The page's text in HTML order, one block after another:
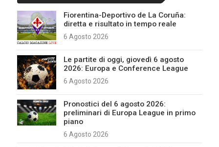
Fiorentina-Deportivo de La Coruña:
diretta e risultato in tempo reale
6 Agosto 2026
Le partite di oggi, giovedì 6 agosto
2026: Europa e Conference League
6 Agosto 2026
Pronostici del 6 agosto 2026:
preliminari di Europa League in primo
piano
6 Agosto 2026